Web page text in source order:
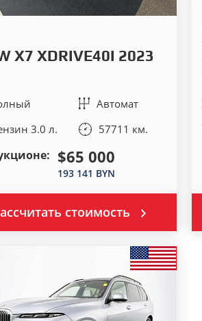
X7 XDRIVE40I 2023
Автомат
3.0 л.
57711 км.
$65 000
193 141 BYN
стоимость